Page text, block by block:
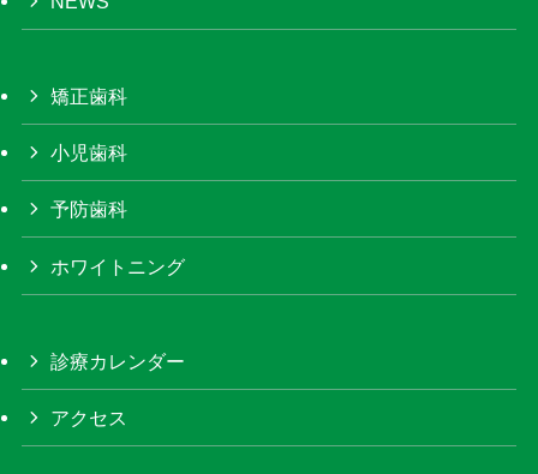
矯正歯科
小児歯科
予防歯科
ホワイトニング
診療カレンダー
アクセス